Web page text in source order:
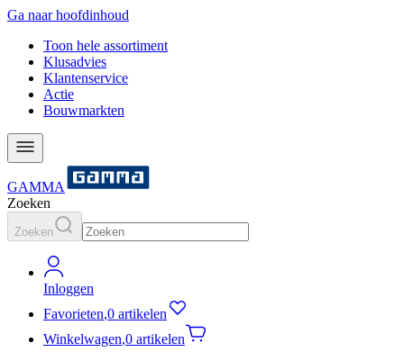
Ga naar hoofdinhoud
Toon hele assortiment
Klusadvies
Klantenservice
Actie
Bouwmarkten
GAMMA
Zoeken
Zoeken
Inloggen
Favorieten,0 artikelen
Winkelwagen,0 artikelen